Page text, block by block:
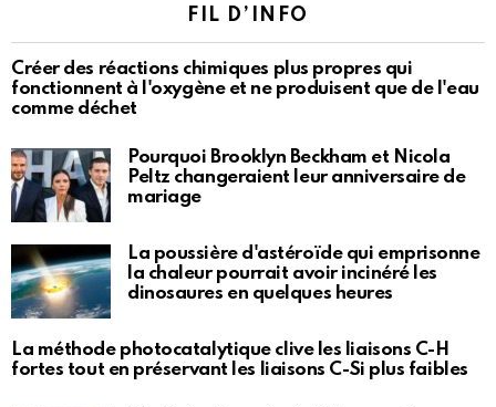
FIL D’INFO
Créer des réactions chimiques plus propres qui
fonctionnent à l'oxygène et ne produisent que de l'eau
comme déchet
Pourquoi Brooklyn Beckham et Nicola
Peltz changeraient leur anniversaire de
mariage
La poussière d'astéroïde qui emprisonne
la chaleur pourrait avoir incinéré les
dinosaures en quelques heures
La méthode photocatalytique clive les liaisons C-H
fortes tout en préservant les liaisons C-Si plus faibles